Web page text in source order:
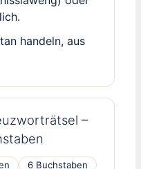
handeln, aus
–
6 Buchstaben